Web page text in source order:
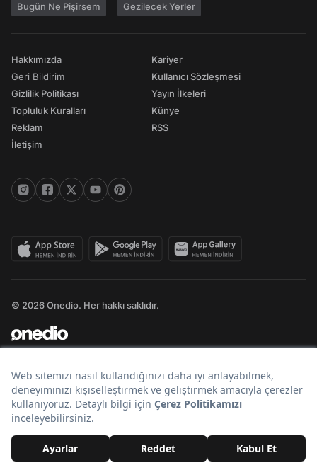
Bugün Ne Pişirsem Gezilecek Yerler
Hakkımızda
Geri Bildirim
Gizlilik Politikası
Topluluk Kuralları
Reklam
İletişim
Kariyer
Kullanıcı Sözleşmesi
Yayın İlkeleri
Künye
RSS
© 2026 Onedio. Her hakkı saklıdır.
Bir markasıdır.